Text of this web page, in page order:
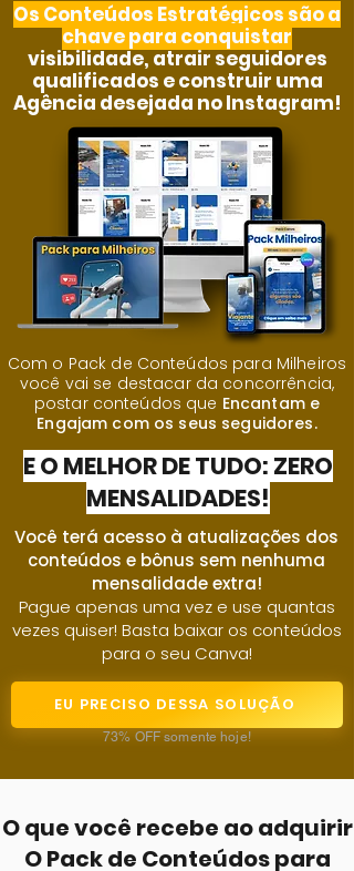
Os Conteúdos Estratégicos são a
chave para conquistar
visibilidade, atrair seguidores
qualificados e construir uma
Agência desejada no Instagram!
Com o Pack de Conteúdos para Milheiros
você vai se destacar da concorrência,
postar conteúdos que Encantam e
Engajam com os seus seguidores.
E O MELHOR DE TUDO: ZERO
MENSALIDADES!
Você terá acesso à atualizações dos
conteúdos e bônus sem nenhuma
mensalidade extra!
Pague apenas uma vez e use quantas
vezes quiser! Basta baixar os conteúdos
para o seu Canva!
EU PRECISO DESSA SOLUÇÃO
73% OFF somente hoje!
O que você recebe ao adquirir
O Pack de Conteúdos para